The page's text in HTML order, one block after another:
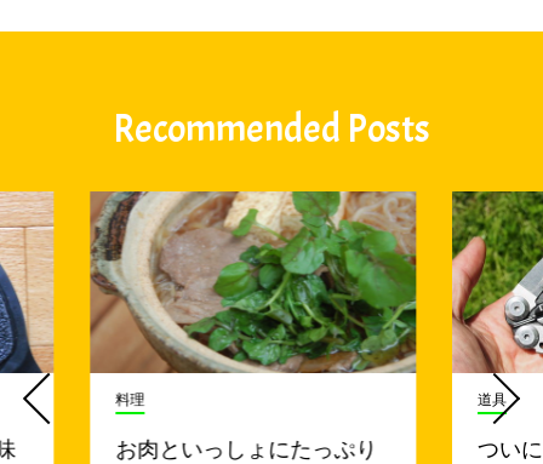
Recommended Posts
料理
お肉といっしょにたっぷり
道具
つい